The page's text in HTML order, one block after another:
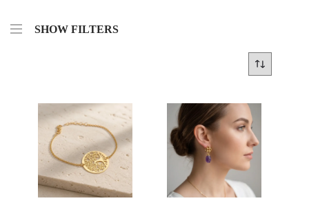
SHOW FILTERS